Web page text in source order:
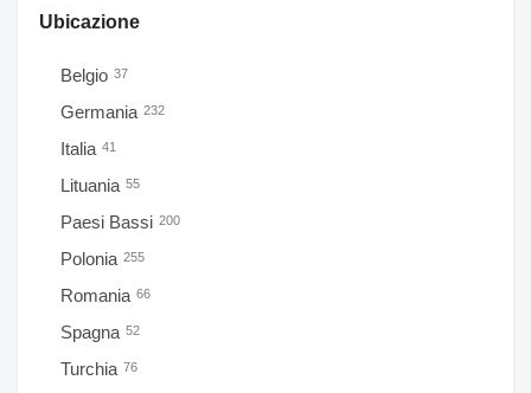
Ubicazione
Belgio 37
Germania 232
Italia 41
Lituania 55
Paesi Bassi 200
Polonia 255
Romania 66
Spagna 52
Turchia 76